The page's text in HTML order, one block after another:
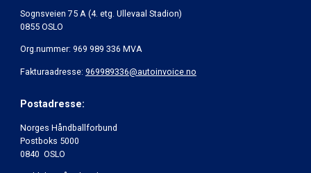
Sognsveien 75 A (4. etg. Ullevaal Stadion)
0855 OSLO
Org.nummer: 969 989 336 MVA
Fakturaadresse: 969989336@autoinvoice.no
Postadresse:
Norges Håndballforbund
Postboks 5000
0840 OSLO